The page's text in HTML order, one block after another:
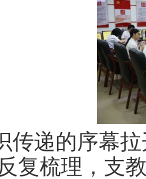
传递的序幕
复梳理，支